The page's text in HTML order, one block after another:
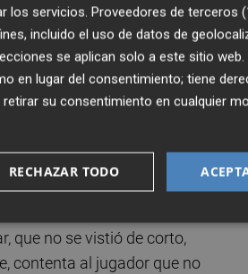
desconcertó a muchos,
y la sombra de Eloy (querido
después y se ha metido al
motivadoras. Debe calar
ha llegado aquí “para subir a
que no se vistió de corto,
contenta al jugador que no
los servicios. Proveedores de terceros
incluido el uso de datos de
se aplican solo a este sitio web.
en lugar del consentimiento; tiene
retirar su consentimiento en cualquier
RECHAZAR TODO